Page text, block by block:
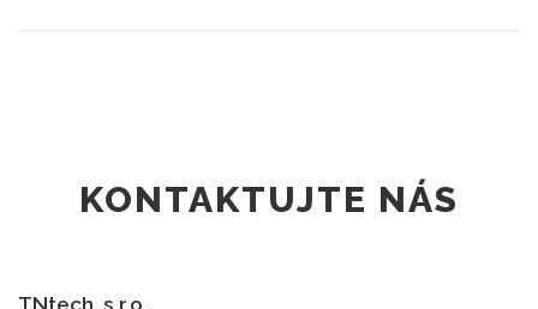
KONTAKTUJTE NÁS
TNtech, s.r.o.